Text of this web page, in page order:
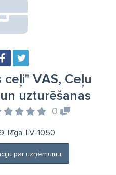
VAS, Ceļu
uzturēšanas
0
Rīga, LV-1050
par uzņēmumu